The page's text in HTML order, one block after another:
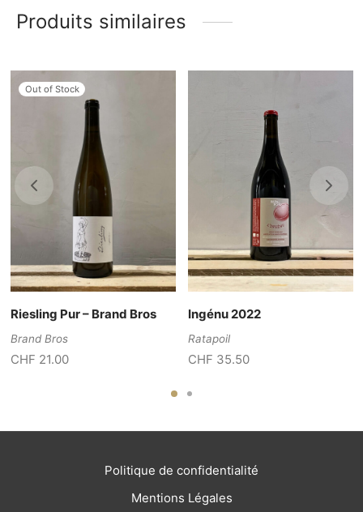
Produits similaires
Out of Stock
Riesling Pur – Brand Bros
Brand Bros
CHF 21.00
Ingénu 2022
Ratapoil
CHF 35.50
Politique de confidentialité
Mentions Légales